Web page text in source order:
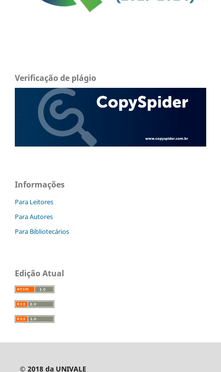
Verificação de plágio
Informações
Para Leitores
Para Autores
Para Bibliotecários
Edição Atual
© 2018 da UNIVALE